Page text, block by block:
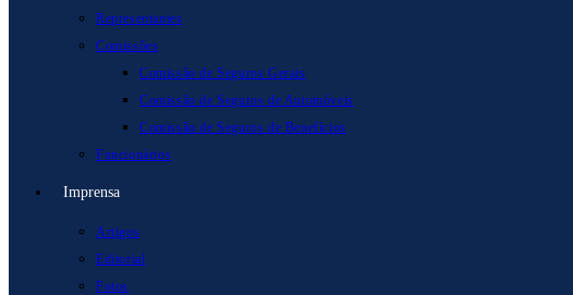
Representantes
Comissões
Comissão de Seguros Gerais
Comissão de Seguros de Automóveis
Comissão de Seguros de Benefícios
Funcionários
Imprensa
Artigos
Editorial
Fotos